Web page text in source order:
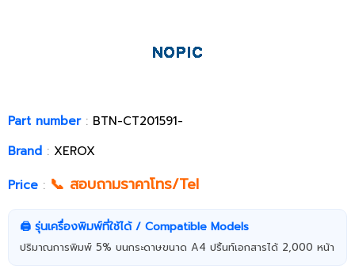
Part number: BTN-CT201591-
Brand : XEROX
Price : 📞 สอบถามราคาโทร/Tel
🖨️ รุ่นเครื่องพิมพ์ที่ใช้ได้ / Compatible Models
ปริมาณการพิมพ์ 5% บนกระดาษขนาด A4 ปริ้นท์เอกสารได้ 2,000 หน้า